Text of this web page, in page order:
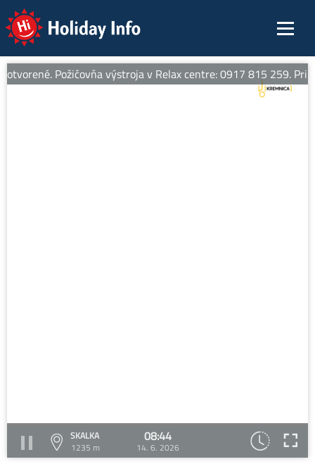
Holiday Info
Požičovňa výstroja v Relax centre: 0917 815 259. Pri
SKALKA
1235 m
08:44
14. 6. 2026